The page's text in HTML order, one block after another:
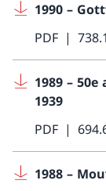
1990 –
PDF
1989 –
1939
PDF
1988 –